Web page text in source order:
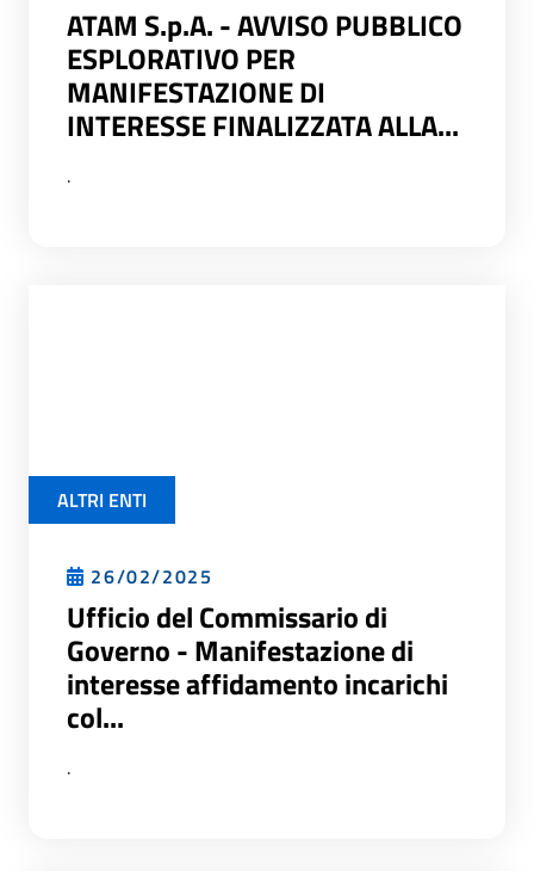
ATAM S.p.A. - AVVISO PUBBLICO
ESPLORATIVO PER
MANIFESTAZIONE DI
INTERESSE FINALIZZATA ALLA...
.
ALTRI ENTI
26/02/2025
Ufficio del Commissario di
Governo - Manifestazione di
interesse affidamento incarichi
col...
.